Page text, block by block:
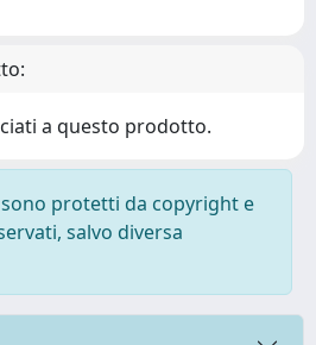
a questo prodotto.
protetti da copyright e
salvo diversa